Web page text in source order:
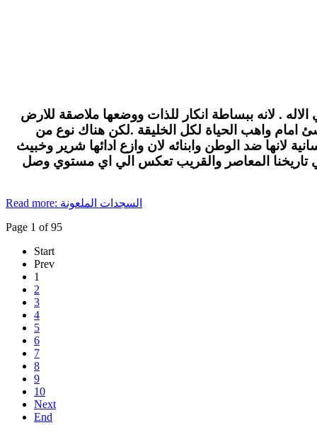
. لانه ببساطة انكار للذات ووضعها ملاصقة للارض
امام واهب الحياة لكل الخليقة .لكن هناك نوع من
لانها ضد الوطن وابنائه لان وازع ادائها شرير وخبيث
تاريخنا المعاصر والقريب تعكس الي اي مستوي وصل
Read more: السجدات الملعونة
Page 1 of 95
Start
Prev
1
2
3
4
5
6
7
8
9
10
Next
End